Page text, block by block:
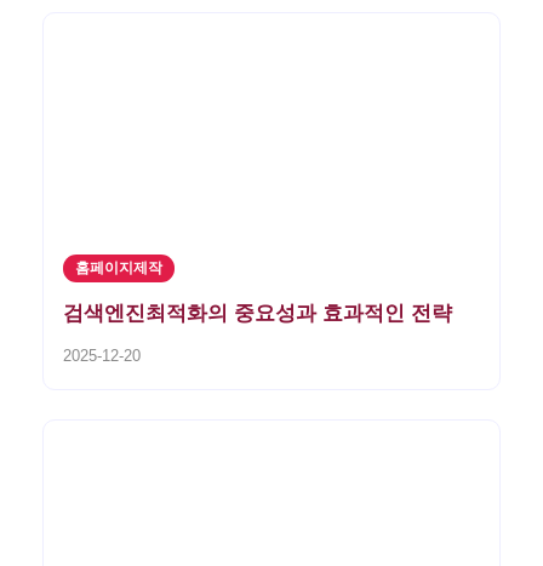
홈페이지제작
검색엔진최적화의 중요성과 효과적인 전략
2025-12-20